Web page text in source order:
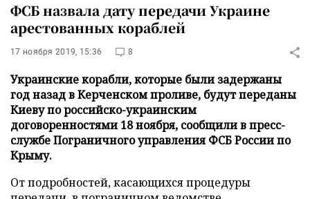
ФСБ назвала дату передачи Украине
арестованных кораблей
17 ноября 2019, 15:36 8
Украинские корабли, которые были задержаны
год назад в Керченском проливе, будут переданы
Киеву по российско-украинским
договоренностями 18 ноября, сообщили в пресс-
службе Пограничного управления ФСБ России по
Крыму.
От подробностей, касающихся процедуры